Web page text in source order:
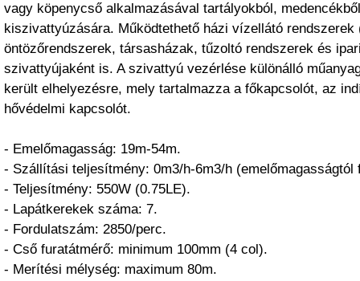
vagy köpenycső alkalmazásával tartályokból,
kiszivattyúzására. Működtethető házi vízellátó
öntözőrendszerek, társasházak, tűzoltó rendszerek és
szivattyújaként is. A szivattyú vezérlése különálló
került elhelyezésre, mely tartalmazza a főkapcsolót, az
hővédelmi kapcsolót.
- Emelőmagasság: 19m-54m.
- Szállítási teljesítmény: 0m3/h-6m3/h (emelőmagasságtól
- Teljesítmény: 550W (0.75LE).
- Lapátkerekek száma: 7.
- Fordulatszám: 2850/perc.
- Cső furatátmérő: minimum 100mm (4 col).
- Merítési mélység: maximum 80m.